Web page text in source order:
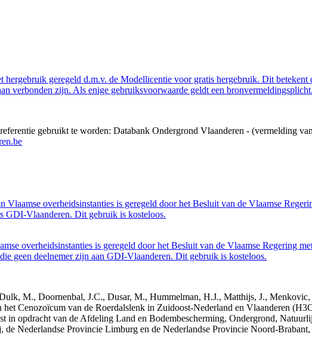
geregeld d.m.v. de Modellicentie voor gratis hergebruik. Dit betekent
verbonden zijn. Als enige gebruiksvoorwaarde geldt een bronvermeldingsplicht.
gebruikt te worden: Databank Ondergrond Vlaanderen - (vermelding
overheidsinstanties is geregeld door het Besluit van de Vlaamse
GDI-Vlaanderen. Dit gebruik is kosteloos.
overheidsinstanties is geregeld door het Besluit van de Vlaamse Regering
geen deelnemer zijn aan GDI-Vlaanderen. Dit gebruik is kosteloos.
M., Doornenbal, J.C., Dusar, M., Hummelman, H.J., Matthijs, J.,
Cenozoïcum van de Roerdalslenk in Zuidoost-Nederland en Vlaanderen
opdracht van de Afdeling Land en Bodembescherming, Ondergrond,
Nederlandse Provincie Limburg en de Nederlandse Provincie Noord-